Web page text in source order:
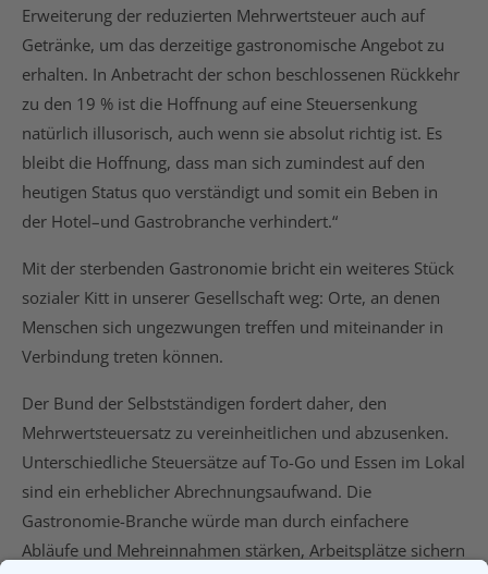
Erweiterung der reduzierten Mehrwertsteuer auch auf
Getränke, um das derzeitige gastronomische Angebot zu
erhalten. In Anbetracht der schon beschlossenen Rückkehr
zu den 19 % ist die Hoffnung auf eine Steuersenkung
natürlich illusorisch, auch wenn sie absolut richtig ist. Es
bleibt die Hoffnung, dass man sich zumindest auf den
heutigen Status quo verständigt und somit ein Beben in
der Hotel–und Gastrobranche verhindert.“
Mit der sterbenden Gastronomie bricht ein weiteres Stück
sozialer Kitt in unserer Gesellschaft weg: Orte, an denen
Menschen sich ungezwungen treffen und miteinander in
Verbindung treten können.
Der Bund der Selbstständigen fordert daher, den
Mehrwertsteuersatz zu vereinheitlichen und abzusenken.
Unterschiedliche Steuersätze auf To-Go und Essen im Lokal
sind ein erheblicher Abrechnungsaufwand. Die
Gastronomie-Branche würde man durch einfachere
Abläufe und Mehreinnahmen stärken, Arbeitsplätze sichern